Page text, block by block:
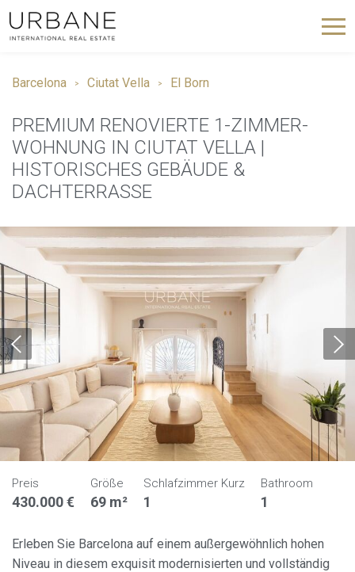
Barcelona Ciutat Vella El Born
PREMIUM RENOVIERTE 1-ZIMMER-
WOHNUNG IN CIUTAT VELLA |
HISTORISCHES GEBÄUDE &
DACHTERRASSE
Preis
430.000 €
Größe
69 m²
Schlafzimmer Kurz
1
Bathroom
1
Erleben Sie Barcelona auf einem außergewöhnlich hohen
Niveau in diesem exquisit modernisierten und vollständig